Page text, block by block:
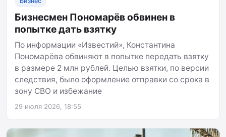
Бизнесмен Пономарёв обвинен в
попытке дать взятку
По информации «Известий», Константина
Пономарёва обвиняют в попытке передать взятку
в размере 2 млн рублей. Целью взятки, по версии
следствия, было оформление отправки со срока в
зону СВО и избежание
29 июля 2026, 18:55